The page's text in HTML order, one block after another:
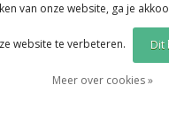
- Sportmeddirect | Realisatie
van onze website, ga je
website te verbeteren. Dit
Meer over cookies »